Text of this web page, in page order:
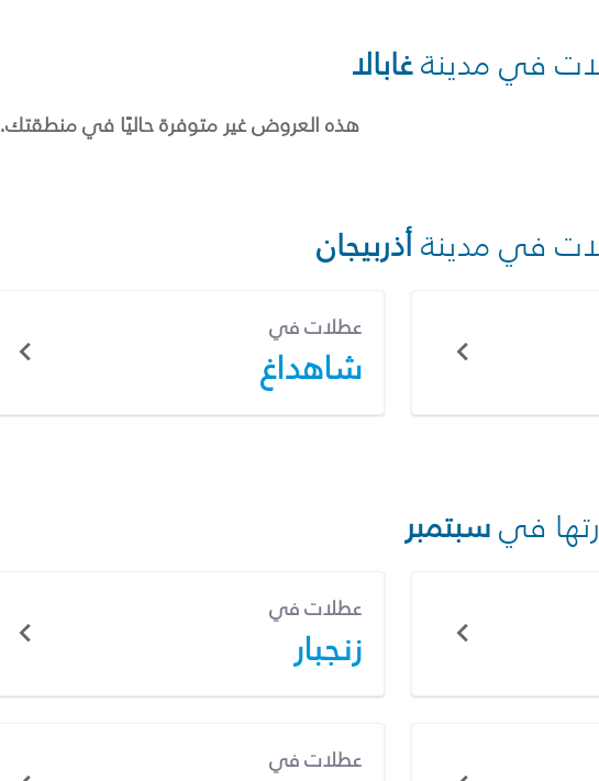
في مدينةغابالا
هذه العروض غير متوفرة حاليًا في منطقتك.
في مدينةأذربيجان
عطلات في
شاهداغ
فيسبتمبر
عطلات في
زنجبار
عطلات في